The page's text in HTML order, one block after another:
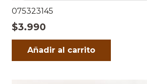
075323145
$3.990
Añadir al carrito